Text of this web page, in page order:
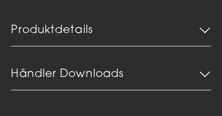
Produktdetails
Händler Downloads